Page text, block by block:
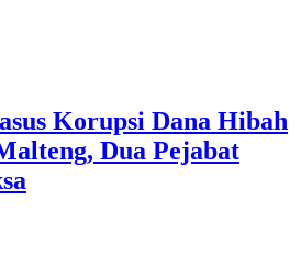
Korupsi Dana Hibah
Dua Pejabat